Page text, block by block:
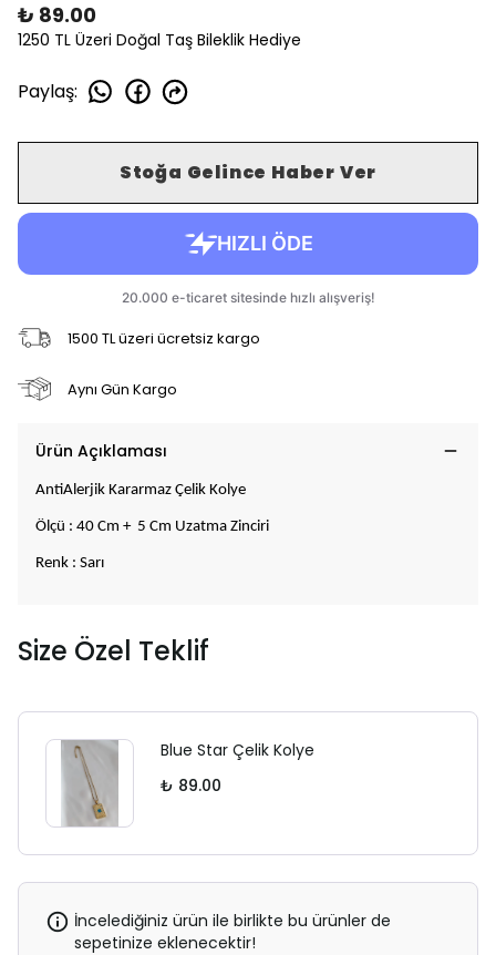
₺ 89.00
1250 TL Üzeri Doğal Taş Bileklik Hediye
Paylaş:
Stoğa Gelince Haber Ver
1500 TL üzeri ücretsiz kargo
Aynı Gün Kargo
Ürün Açıklaması
AntiAlerjik Kararmaz Çelik Kolye
Ölçü : 40 Cm + 5 Cm Uzatma Zinciri
Renk : Sarı
Size Özel Teklif
Blue Star Çelik Kolye
₺ 89.00
İncelediğiniz ürün ile birlikte bu ürünler de
sepetinize eklenecektir!